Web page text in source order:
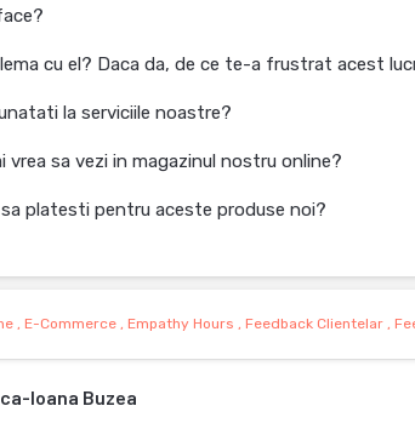
cu el? Daca da, de ce te-a frustrat acest
la serviciile noastre?
vrea sa vezi in magazinul nostru online?
platesti pentru aceste produse noi?
, E-Commerce, Empathy Hours , Feedback Clientelar,
Ioana Buzea